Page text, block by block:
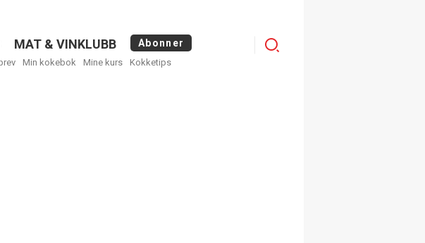
MAT & VINKLUBB Abonner
Min kokebok Mine kurs Kokketips
Menu